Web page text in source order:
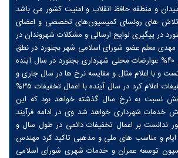
و منطقه حافظ انقلاب و امنیت کشور می باشد
تلاش های روئسای کمیسیون‌های تخصصی و اعضای
در پیگیری لوایح ارسالی و مشکلات شهروندان در
معلم عضو شورای اسلامی شهر بجنورد در نطق
پیش از دستور افزایش ۴۰% عوارضات محلی شهرداری بجنورد در سال آینده
و با اعلام مثال و مقایسه نرخ ها در سال جاری و
سال آینده با اعمال تخفیفات اعلام کرد در سال آینده با اعمال تخفیفات ۳۵%
با ۱۰% کاهش نسبت به نرخ سال گذشته خواهد بود که این
شهرداری خواهد شد وی در ادامه فرآیند
ندانست بر اعمال تخفیفات دائمی در طول سال و
ایام و مناسب های ملی و مذهبی تاکید کرد مهندس
توسعه عمران و خدمات شهری شورای اسلامی